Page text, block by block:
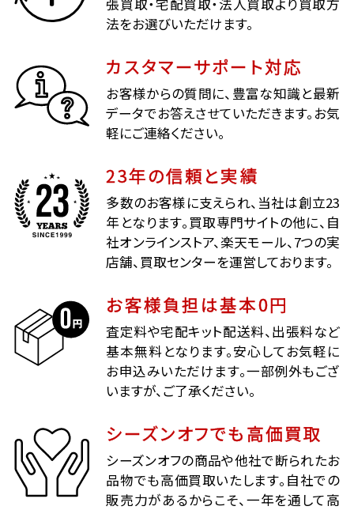
張買取・宅配買取・法人買取より買取方
法をお選びいただけます。
カスタマーサポート対応
お客様からの質問に、豊富な知識と最新
データでお答えさせていただきます。お気
軽にご連絡ください。
23年の信頼と実績
多数のお客様に支えられ、当社は創立23
年となります。買取専門サイトの他に、自
社オンラインストア、楽天モール、7つの実
店舗、買取センターを運営しております。
お客様負担は基本0円
査定料や宅配キット配送料、出張料など
基本無料となります。安心してお気軽に
お申込みいただけます。一部例外もござ
いますが、ご了承ください。
シーズンオフでも高価買取
シーズンオフの商品や他社で断られたお
品物でも高価買取いたします。自社での
販売力があるからこそ、一年を通して高